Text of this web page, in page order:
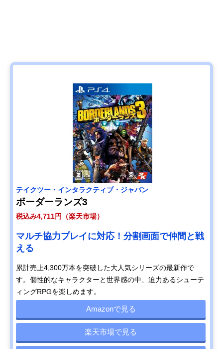
テイクツー・インタラクティブ・ジャパン
ボーダーランズ3
税込み4,711円（楽天市場）
マルチ協力プレイに対応！分割画面で仲間と戦
える
累計売上4,300万本を突破した大人気シリーズの最新作で
す。個性的なキャラクターと世界感の中、迫力あるシューテ
ィングRPGを楽しめます。
Amazonで見る
楽天市場で見る